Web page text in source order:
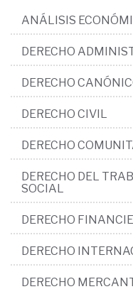
ANÁLISIS
DERECHO
DERECHO
DERECHO CIVIL
DERECHO
DERECHO DEL
SOCIAL
DERECHO
DERECHO
DERECHO